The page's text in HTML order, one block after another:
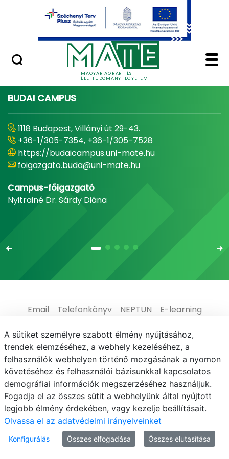
Ugrás a fő tartalomhoz
MAGYAR AGRÁR- ÉS
ÉLETTUDOMÁNYI EGYETEM
Minőségügy
Home - Magyar
BUDAI CAMPUS
1118 Budapest, Villányi út 29-43.
+36-1/305-7354, +36-1/305-7528
https://budaicampus.uni-mate.hu
foigazgato.buda@uni-mate.hu
Campus-főigazgató
Nyitrainé Dr. Sárdy Diána
Email Telefonkönyv NEPTUN
E-learning
Médiaközpont
Informatikai Igazgatóság
Adatvédelem
© MATE 2021
A sütiket személyre szabott élmény nyújtásához,
trendek elemzéséhez, a webhely kezeléséhez, a
felhasználók webhelyen történő mozgásának a nyomon
követéséhez és felhasználói bázisunkkal kapcsolatos
demográfiai információk megszerzéséhez használjuk.
Fogadja el az összes sütit a webhelyünk által nyújtott
legjobb élmény érdekében, vagy kezelje beállításait.
Olvassa el az adatvédelmi irányelveinket
Konfigurálás Összes elfogadása Összes elutasítása